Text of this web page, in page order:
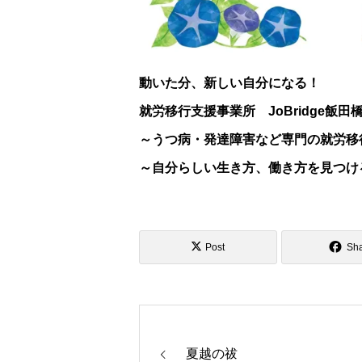
動いた分、新しい自分になる！
就労移行支援事業所 JoBridge飯田
～うつ病・発達障害など専門の就労
～自分らしい生き方、働き方を見つ
Post
夏越の祓